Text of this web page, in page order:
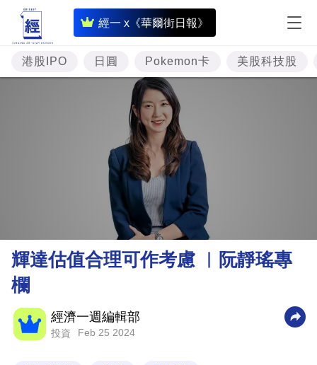
經一 x《華爾街日報》
即
時
財
經
理
財
業
科
港股IPO 日圓 Pokemon卡 美股科技股
輝達估值合理可作考慮 ︳阮靜瑤專
欄
經濟一週編輯部
投資 Feb 25 2024